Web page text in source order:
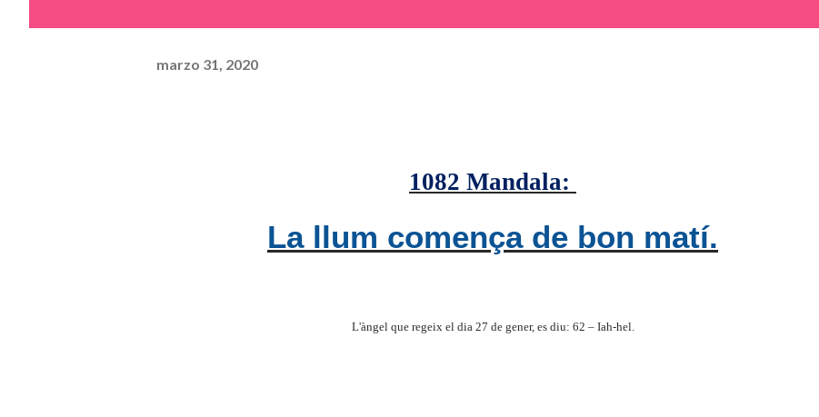
marzo 31, 2020
1082 Mandala:
La llum comença de bon matí.
L'àngel que regeix el dia 27 de gener, es diu: 62 – Iah-hel.